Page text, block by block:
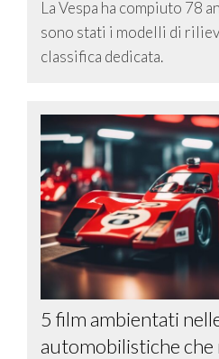
La Vespa ha compiuto 78
sono stati i modelli di
classifica dedicata.
5 film ambientati
automobilistiche che